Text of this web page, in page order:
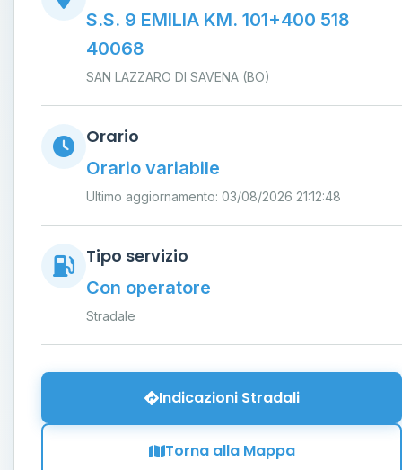
S.S. 9 EMILIA KM. 101+400 518
40068
SAN LAZZARO DI SAVENA (BO)
Orario
Orario variabile
Ultimo aggiornamento: 03/08/2026 21:12:48
Tipo servizio
Con operatore
Stradale
Indicazioni Stradali
Torna alla Mappa